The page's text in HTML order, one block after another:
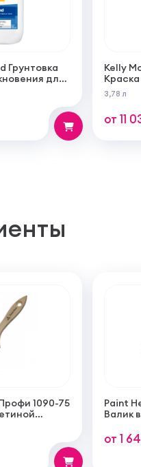
Грунтовка
для
работ
Kelly
3,78 л
от 11
1090-75
Paint
Валик
от 1